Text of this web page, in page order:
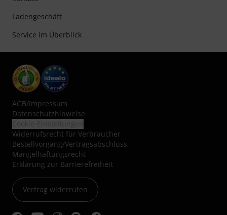
Ladengeschäft
Service im Überblick
AGB/Impressum
Datenschutzhinweise
Widerrufsrecht für Verbraucher
Bestellvorgang/Vertragsabschluss
Mängelhaftungsrecht
Erklärung zur Barrierefreiheit
Vertrag widerrufen